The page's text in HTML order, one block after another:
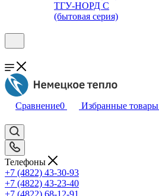
ТГУ-НОРД С
(бытовая серия)
Сравнение0 Избранные товары
Телефоны
+7 (4822) 43-30-93
+7 (4822) 43-23-40
+7 (4822) 68-12-91